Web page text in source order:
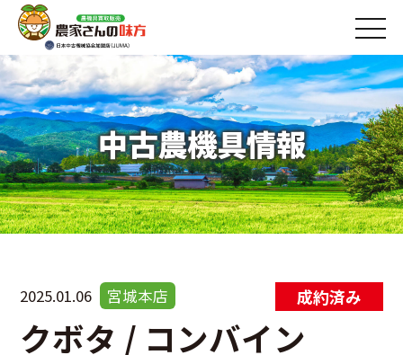
中古農機具情報
2025.01.06 宮城本店
クボタ / コンバイン